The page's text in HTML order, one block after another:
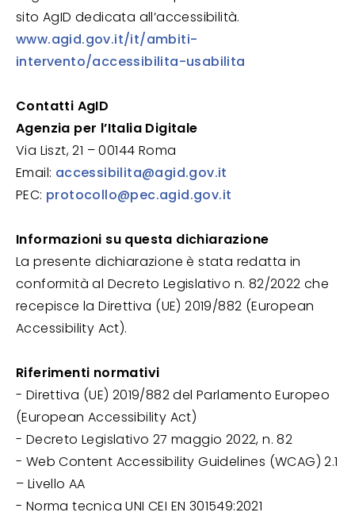
sito AgID dedicata all’accessibilità.
www.agid.gov.it/it/ambiti-
intervento/accessibilita-usabilita
Contatti AgID
Agenzia per l’Italia Digitale
Via Liszt, 21 – 00144 Roma
Email: accessibilita@agid.gov.it
PEC: protocollo@pec.agid.gov.it
Informazioni su questa dichiarazione
La presente dichiarazione è stata redatta in
conformità al Decreto Legislativo n. 82/2022 che
recepisce la Direttiva (UE) 2019/882 (European
Accessibility Act).
Riferimenti normativi
- Direttiva (UE) 2019/882 del Parlamento Europeo
(European Accessibility Act)
- Decreto Legislativo 27 maggio 2022, n. 82
- Web Content Accessibility Guidelines (WCAG) 2.1
– Livello AA
- Norma tecnica UNI CEI EN 301549:2021